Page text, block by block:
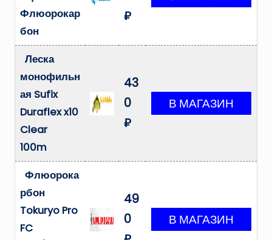
Флюорокар
бон
₽
Леска
монофильн
ая Sufix
Duraflex x10
Clear
100m
43
0
₽
Флюорока
рбон
Tokuryo Pro
FC
49
0